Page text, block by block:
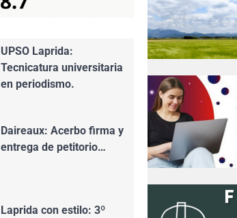
UPSO Laprida:
Tecnicatura universitaria
en periodismo.
Daireaux: Acerbo firma y
entrega de petitorio…
Laprida con estilo: 3º